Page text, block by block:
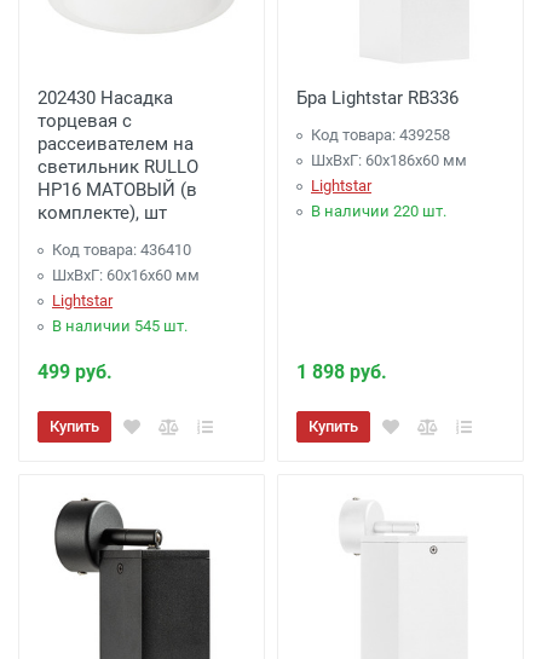
202430 Насадка
торцевая с
рассеивателем на
светильник RULLO
HP16 МАТОВЫЙ (в
комплекте), шт
Код товара: 436410
ШхВхГ: 60x16x60 мм
Lightstar
В наличии 545 шт.
499 руб.
Купить
Бра Lightstar RB336
Код товара: 439258
ШхВхГ: 60x186x60 мм
Lightstar
В наличии 220 шт.
1 898 руб.
Купить